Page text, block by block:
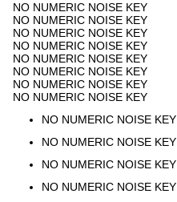
NO NUMERIC NOISE KEY
NO NUMERIC NOISE KEY
NO NUMERIC NOISE KEY
NO NUMERIC NOISE KEY
NO NUMERIC NOISE KEY
NO NUMERIC NOISE KEY
NO NUMERIC NOISE KEY
NO NUMERIC NOISE KEY
NO NUMERIC NOISE KEY
NO NUMERIC NOISE KEY
NO NUMERIC NOISE KEY
NO NUMERIC NOISE KEY